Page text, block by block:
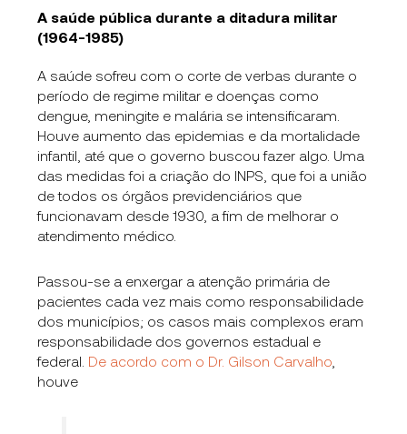
A saúde pública durante a ditadura militar
(1964-1985)
A saúde sofreu com o corte de verbas durante o
período de regime militar e doenças como
dengue, meningite e malária se intensificaram.
Houve aumento das epidemias e da mortalidade
infantil, até que o governo buscou fazer algo. Uma
das medidas foi a criação do INPS, que foi a união
de todos os órgãos previdenciários que
funcionavam desde 1930, a fim de melhorar o
atendimento médico.
Passou-se a enxergar a atenção primária de
pacientes cada vez mais como responsabilidade
dos municípios; os casos mais complexos eram
responsabilidade dos governos estadual e
federal. De acordo com o Dr. Gilson Carvalho
houve